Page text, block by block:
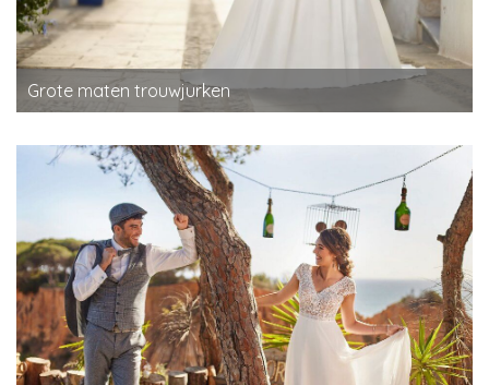
Grote maten trouwjurken